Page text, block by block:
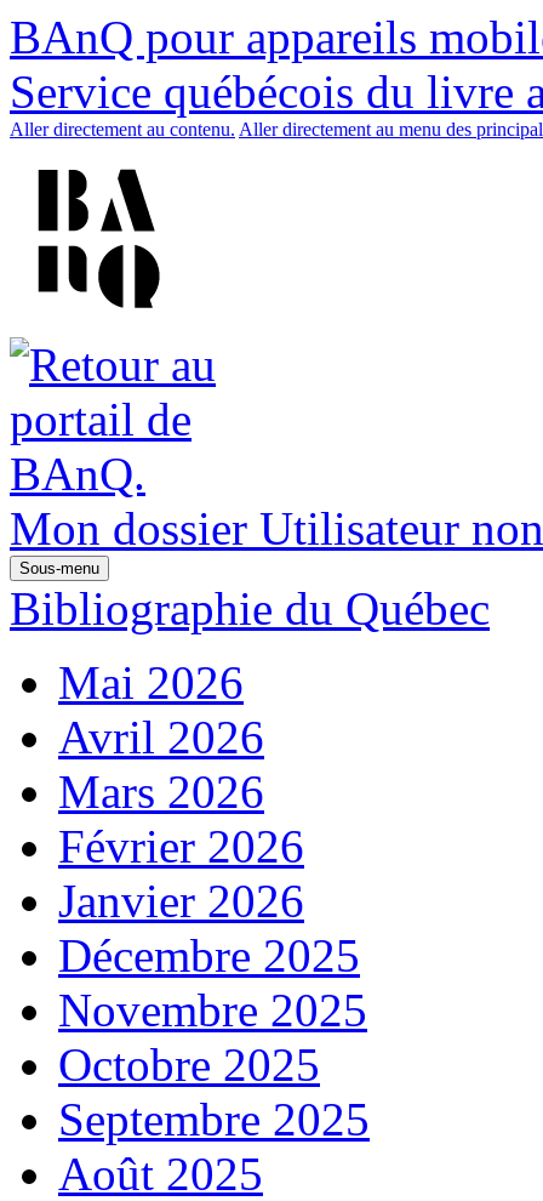
BAnQ pour appareils
Service québécois du livre
Aller directement au contenu. Aller directement au menu des
Mon dossier Utilisateur
Sous-menu
Bibliographie du Québec
Mai 2026
Avril 2026
Mars 2026
Février 2026
Janvier 2026
Décembre 2025
Novembre 2025
Octobre 2025
Septembre 2025
Août 2025